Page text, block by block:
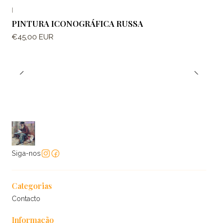
PINTURA ICONOGRÁFICA RUSSA
€45,00 EUR
Siga-nos
Categorias
Contacto
Informação